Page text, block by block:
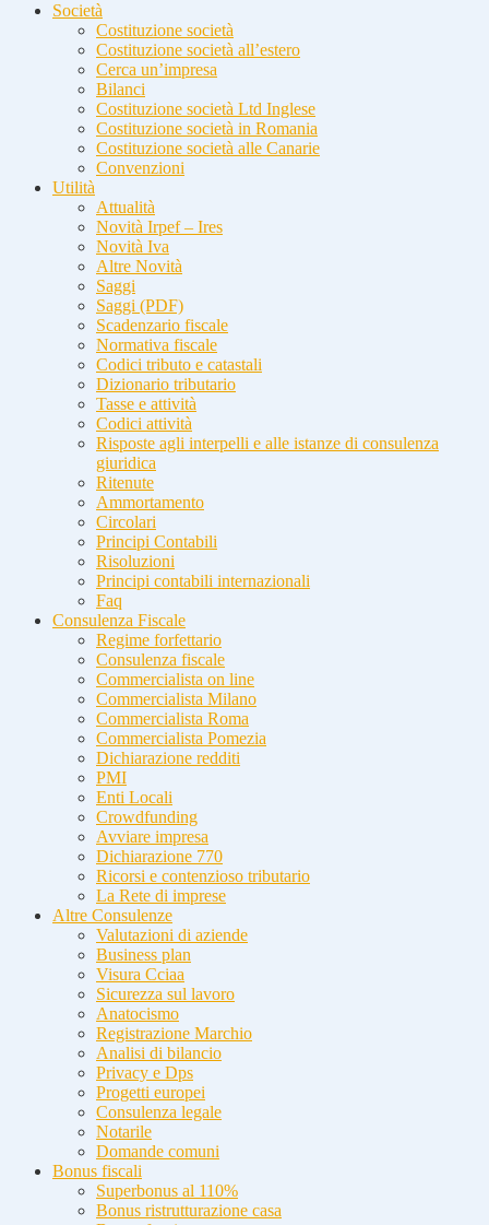
Società
Costituzione società
Costituzione società all’estero
Cerca un’impresa
Bilanci
Costituzione società Ltd Inglese
Costituzione società in Romania
Costituzione società alle Canarie
Convenzioni
Utilità
Attualità
Novità Irpef – Ires
Novità Iva
Altre Novità
Saggi
Saggi (PDF)
Scadenzario fiscale
Normativa fiscale
Codici tributo e catastali
Dizionario tributario
Tasse e attività
Codici attività
Risposte agli interpelli e alle istanze di consulenza
giuridica
Ritenute
Ammortamento
Circolari
Principi Contabili
Risoluzioni
Principi contabili internazionali
Faq
Consulenza Fiscale
Regime forfettario
Consulenza fiscale
Commercialista on line
Commercialista Milano
Commercialista Roma
Commercialista Pomezia
Dichiarazione redditi
PMI
Enti Locali
Crowdfunding
Avviare impresa
Dichiarazione 770
Ricorsi e contenzioso tributario
La Rete di imprese
Altre Consulenze
Valutazioni di aziende
Business plan
Visura Cciaa
Sicurezza sul lavoro
Anatocismo
Registrazione Marchio
Analisi di bilancio
Privacy e Dps
Progetti europei
Consulenza legale
Notarile
Domande comuni
Bonus fiscali
Superbonus al 110%
Bonus ristrutturazione casa